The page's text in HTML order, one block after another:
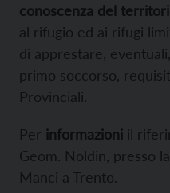
conoscenza del
al rifugio ed ai rifugi
di apprestare,
primo soccorso,
Provinciali.
Per informazioni il
Geom. Noldin, presso
Manci a Trento.